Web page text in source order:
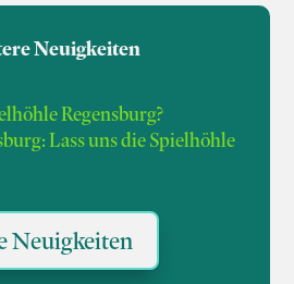
Neuigkeiten
Regens­burg?
Lass uns die Spielhöhle
Neuigkeiten